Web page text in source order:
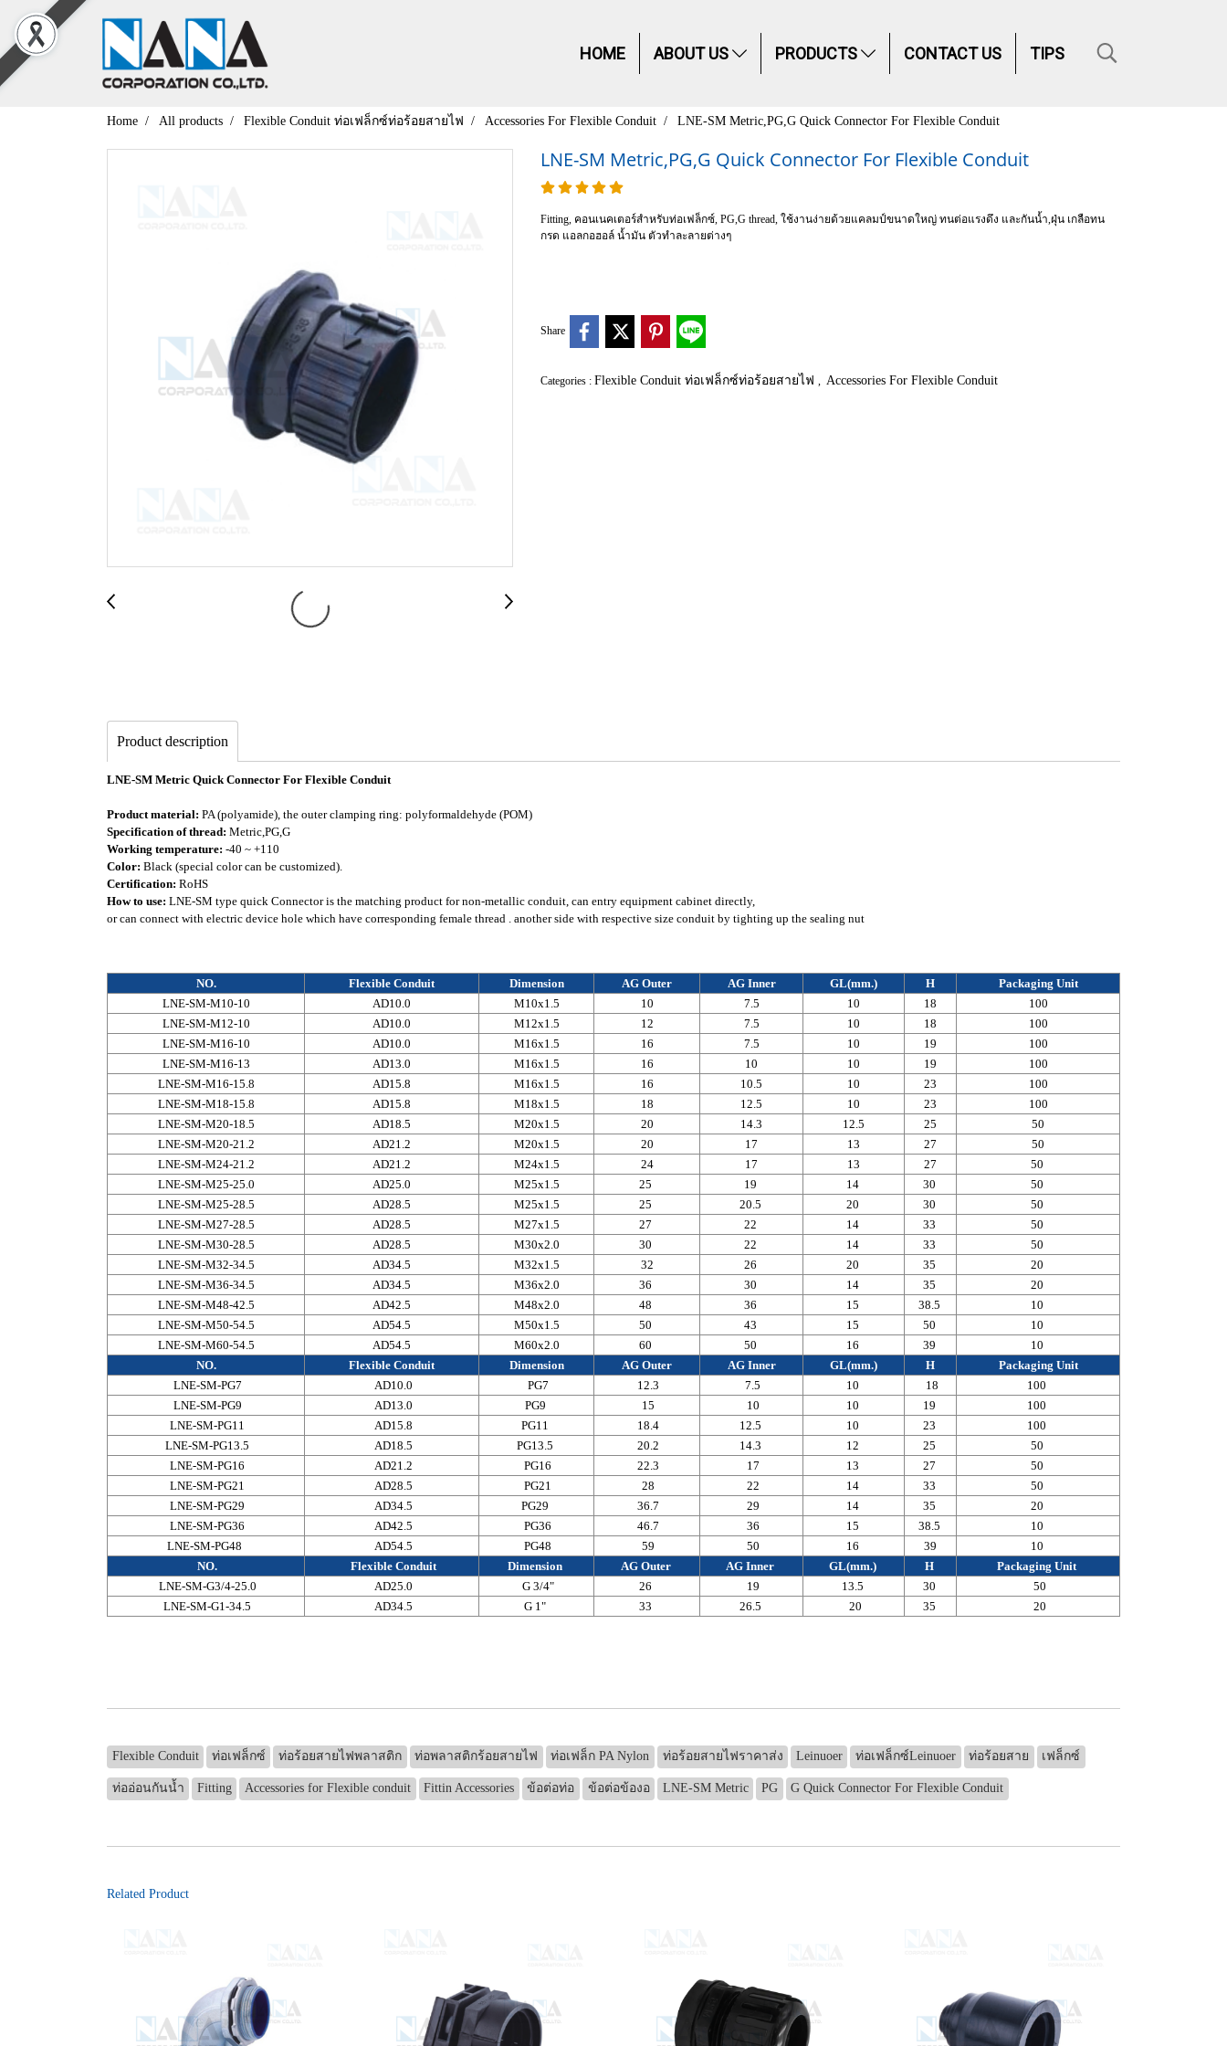
HOME ABOUT US PRODUCTS CONTACT US TIPS
Home All products Flexible Conduit ท่อเฟล็กซ์ท่อร้อยสายไฟ Accessories For Flexible Conduit LNE-SM Metric,PG,G Quick Connector For Flexible Conduit
LNE-SM Metric,PG,G Quick Connector For Flexible Conduit
Fitting, คอนเนคเตอร์สำหรับท่อเฟล็กซ์, PG,G thread, ใช้งานง่ายด้วยแคลมป์ขนาดใหญ่ ทนต่อแรงดึง และกันน้ำ,ฝุ่น เกลือทน
กรด แอลกอฮอล์ น้ำมัน ตัวทำละลายต่างๆ
Share
Categories : Flexible Conduit ท่อเฟล็กซ์ท่อร้อยสายไฟ Accessories For Flexible Conduit
Product description
LNE-SM Metric Quick Connector For Flexible Conduit
Product material: PA (polyamide), the outer clamping ring: polyformaldehyde (POM)
Specification of thread: Metric,PG,G
Working temperature: -40 ~ +110
Color: Black (special color can be customized).
Certification: RoHS
How to use: LNE-SM type quick Connector is the matching product for non-metallic conduit, can entry equipment cabinet directly,
or can connect with electric device hole which have corresponding female thread . another side with respective size conduit by tighting up the sealing nut
NO. Flexible Conduit Dimension AG Outer AG Inner GL(mm.) H
Packaging Unit
LNE-SM-M10-10
AD10.0 M10x1.5 10 7.5 10 18
100
LNE-SM-M12-10
AD10.0 M12x1.5 12 7.5 10 18
100
LNE-SM-M16-10
AD10.0 M16x1.5 16 7.5 10 19
100
LNE-SM-M16-13
AD13.0 M16x1.5 16 10 10 19
100
LNE-SM-M16-15.8
AD15.8 M16x1.5 16 10.5 10 23
100
LNE-SM-M18-15.8
AD15.8 M18x1.5 18 12.5 10 23
100
LNE-SM-M20-18.5
AD18.5 M20x1.5 20 14.3 12.5 25
50
LNE-SM-M20-21.2
AD21.2 M20x1.5 20 17 13 27
50
LNE-SM-M24-21.2
AD21.2 M24x1.5 24 17 13 27
50
LNE-SM-M25-25.0
AD25.0 M25x1.5 25 19 14 30
50
LNE-SM-M25-28.5
AD28.5 M25x1.5 25 20.5 20 30
50
LNE-SM-M27-28.5
AD28.5 M27x1.5 27 22 14 33
50
LNE-SM-M30-28.5
AD28.5 M30x2.0 30 22 14 33
50
LNE-SM-M32-34.5
AD34.5 M32x1.5 32 26 20 35
20
LNE-SM-M36-34.5
AD34.5 M36x2.0 36 30 14 35
20
LNE-SM-M48-42.5
AD42.5 M48x2.0 48 36 15 38.5
10
LNE-SM-M50-54.5
AD54.5 M50x1.5 50 43 15 50
10
LNE-SM-M60-54.5
AD54.5 M60x2.0 60 50 16 39
10
NO.
Flexible Conduit Dimension AG Outer AG Inner GL(mm.) H
Packaging Unit
LNE-SM-PG7
AD10.0 PG7 12.3 7.5 10 18
100
LNE-SM-PG9
AD13.0 PG9 15 10 10 19
100
LNE-SM-PG11
AD15.8 PG11 18.4 12.5 10 23
100
LNE-SM-PG13.5
AD18.5 PG13.5 20.2 14.3 12 25
50
LNE-SM-PG16
AD21.2 PG16 22.3 17 13 27
50
LNE-SM-PG21
AD28.5 PG21 28 22 14 33
50
LNE-SM-PG29
AD34.5 PG29 36.7 29 14 35
20
LNE-SM-PG36
AD42.5 PG36 46.7 36 15 38.5
10
LNE-SM-PG48
AD54.5 PG48 59 50 16 39
10
NO.
Flexible Conduit Dimension AG Outer AG Inner GL(mm.) H
Packaging Unit
LNE-SM-G3/4-25.0
AD25.0 G 3/4" 26 19 13.5 30
50
LNE-SM-G1-34.5
AD34.5 G 1" 33 26.5 20 35 20
Flexible Conduit ท่อเฟล็กซ์ ท่อร้อยสายไฟพลาสติก ท่อพลาสติกร้อยสายไฟ ท่อเฟล็ก PA Nylon ท่อร้อยสายไฟราคาส่ง Leinuoer ท่อเฟล็กซ์Leinuoer ท่อร้อยสาย เฟล็กซ์
ท่ออ่อนกันน้ำ Fitting Accessories for Flexible conduit Fittin Accessories ข้อต่อท่อ ข้อต่อข้องอ LNE-SM Metric PG G Quick Connector For Flexible Conduit
Related Product